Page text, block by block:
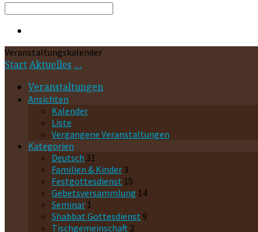
Search
Veranstaltungskalender
StartAktuelles …
Veranstaltungen
Ansichten
Kalender
Liste
Vergangene Veranstaltungen
Kategorien
Deutsch 31
Familien & Kinder 3
Festgottesdienst 15
Gebetsversammlung 14
Seminar 1
Shabbat Gottesdienst 9
Tischgemeinschaft 2